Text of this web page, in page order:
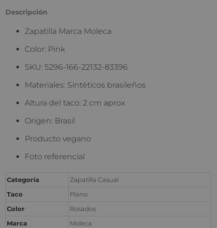
Descripción
Zapatilla Marca Moleca
Color: Pink
SKU: 5296-166-22132-83396
Materiales: Sintéticos brasileños
Altura del taco: 2 cm aprox
Origen: Brasil
Producto vegano
Foto referencial
Categoría
Zapatilla Casual
Taco
Plano
Color
Rosados
Marca
Moleca